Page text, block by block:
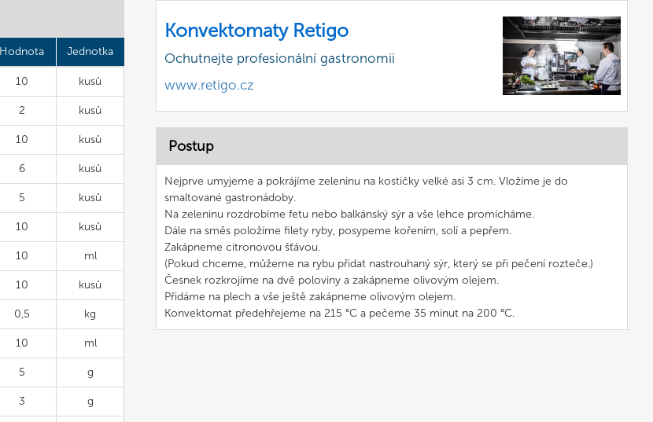
Hodnota Jednotka
10 kusů
2 kusů
10 kusů
6 kusů
5 kusů
10 kusů
10 ml
10 kusů
0,5 kg
10 ml
5 g
3 g
Konvektomaty Retigo
Ochutnejte profesionální gastronomii
www.retigo.cz
Postup
Nejprve umyjeme a pokrájíme zeleninu na kostičky velké asi 3 cm. Vložíme je do
smaltované gastronádoby.
Na zeleninu rozdrobíme fetu nebo balkánský sýr a vše lehce promícháme.
Dále na směs položíme filety ryby, posypeme kořením, solí a pepřem.
Zakápneme citronovou šťávou.
(Pokud chceme, můžeme na rybu přidat nastrouhaný sýr, který se při pečení rozteče.)
Česnek rozkrojíme na dvě poloviny a zakápneme olivovým olejem.
Přidáme na plech a vše ještě zakápneme olivovým olejem.
Konvektomat předehřejeme na 215 °C a pečeme 35 minut na 200 °C.